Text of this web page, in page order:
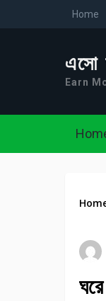
Home
এসো
Earn